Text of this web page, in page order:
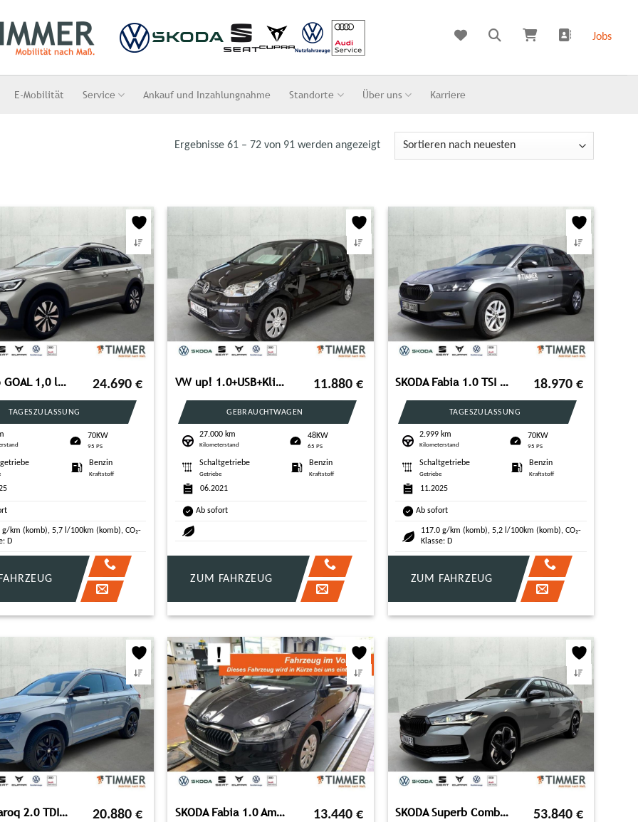
Jobs
E-Mobilität Service Ankauf und Inzahlungnahme Standorte Über uns Karriere
Ergebnisse 61 – 72 von 91 werden angezeigt
VW Taigo GOAL 1,0 l TSI OPF 70 kW (95 PS) 5-Gang 24.690€
TAGESZULASSUNG
70KW
95 PS
Benzin
Kraftstoff
g/km (komb), 5,7 l/100km (komb), CO₂-
D
VW up! 1.0+USB+Klima+DAB 11.880 €
GEBRAUCHTWAGEN
27.000 km
Kilometerstand
48KW
65 PS
Schaltgetriebe
Getriebe
Benzin
Kraftstoff
06.2021
Ab sofort
ZUM FAHRZEUG
SKODA Fabia 1.0 TSI Essence OPF (EURO 6e) 18.970 €
TAGESZULASSUNG
2.999 km
Kilometerstand
70KW
95 PS
Schaltgetriebe
Getriebe
Benzin
Kraftstoff
11.2025
Ab sofort
117.0 g/km (komb), 5,2 l/100km (komb), CO₂-
Klasse: D
ZUM FAHRZEUG
SKODA Karoq 2.0 TDI SPORTLINE *LED *RKAM *SHZ *APP-CON 20.880€ SKODA Fabia 1.0 Ambition +LED +SHZ +PDC +TEMPO + 13.440 € SKODA Superb Combi 2.0 TDI DSG 4x4 Sportline *CANTON*P 53.840 €